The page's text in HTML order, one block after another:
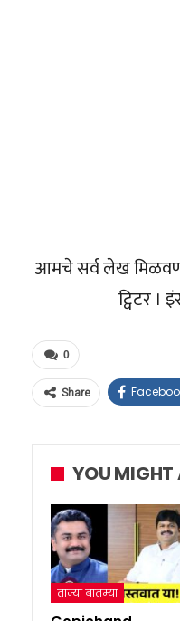
आमचे सर्व लेख
ट्विटर ।
0
Share
YOU MIGHT
ताज्या बातम्या